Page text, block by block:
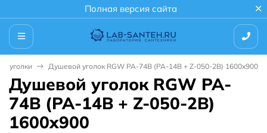
Полная версия сайта
уголки Душевой уголок RGW PA-74B (PA-14B + Z-050-2B) 1600x900
Душевой уголок RGW PA-
74B (PA-14B + Z-050-2B)
1600x900